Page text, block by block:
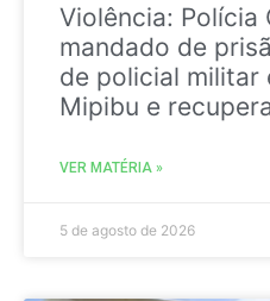
Violência: Polícia
mandado de
de policial militar
Mipibu e
VER MATÉRIA »
5 de agosto de 2026